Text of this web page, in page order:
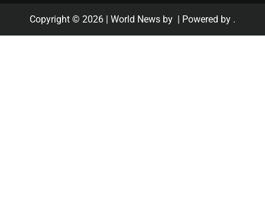
Copyright © 2026 | World News by | Powered by .